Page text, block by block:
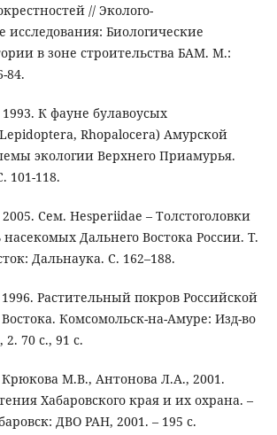
// Эколого-
исследования: Биологические
в зоне строительства БАМ. М.:
84.
К фауне булавоусых
Rhopalocera) Амурской
экологии Верхнего Приамурья.
101-118.
Сем. Hesperiidae – Толстоголовки
Дальнего Востока России. Т.
Дальнаука. С. 162–188.
Растительный покров Российской
Комсомольск-на-Амуре: Изд-во
70 с., 91 с.
М.В., Антонова Л.А., 2001.
Хабаровского края и их охрана. –
ДВО РАН, 2001. – 195 с.